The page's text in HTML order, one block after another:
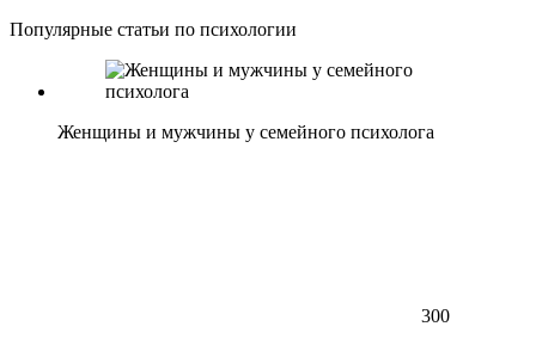
Популярные статьи по психологии
Женщины и мужчины у семейного психолога
300